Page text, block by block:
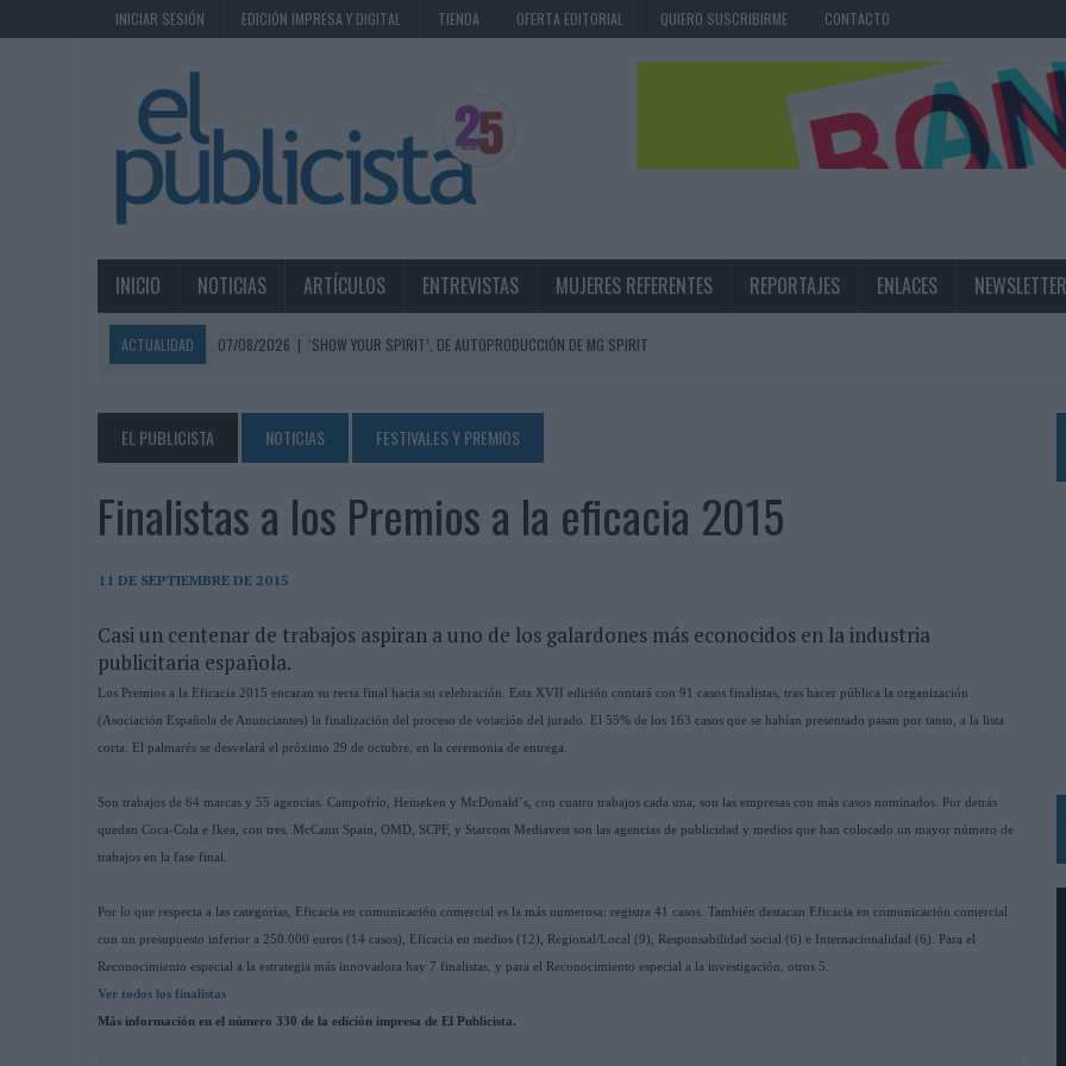
INICIAR SESIÓN EDICIÓN IMPRESA Y DIGITAL TIENDA OFERTA EDITORIAL QUIERO SUSCRIBIRME CONTACTO
INICIO NOTICIAS ARTÍCULOS ENTREVISTAS MUJERES REFERENTES REPORTAJES ENLACES NEWSLETTER
ACTUALIDAD 07/08/2026 | ‘SHOW YOUR SPIRIT’, DE AUTOPRODUCCIÓN DE MG SPIRIT
07/08/2026 | MG SPIRIT RELANZA SU MARCA CON UNA ESTRATEGIA 360º CENTRADA EN EL ORIGEN BARCELONÉS
07/08/2026
|
PATRÓN CONVIERTE EL NUEVO SINGLE DE ARÓN PIPER EN UNA EXPERIENCIA DE MARCA EN IBIZA
07/08/2026
EL VERANO PONE A PRUEBA LA ESTRATEGIA DIGITAL DE LAS MARCAS
07/08/2026 | VUELING CONVIERTE LOS RECUERDOS EN SOUVENIRS CON IA
06/08/2026
‘LA VUELTA’, DE FENOMENAL PARA MÁLAGA CF
06/08/2026 | SIETE DE CADA DIEZ EMPRESAS ESPAÑOLAS NO INTEGRAN LA INFANCIA EN SU ESTRATEGIA
06/08/2026
LA TELEVISIÓN SIGUE LIDERANDO EL CONSUMO DE MEDIOS EN VERANO Y SUPERA AL MÓVIL COMO DISPOSITIVO MÁS UTILIZADO
06/08/2026
SYSTEM1 NOMBRA A KIMBERLY BASTONI COMO NUEVA DIRECTORA COMERCIAL GLOBAL
06/08/2026 | FRIGO Y UNIQLO LANZAN UNA COLECCIÓN PERSONALIZABLE INSPIRADA EN CORNETTO, CALIPPO Y SOLERO
05/08/2026 | BEON WORLDWIDE LANZA RAÍZ URBANA PARA TRANSFORMAR EL PATRIMONIO HISTÓRICO EN ACTIVOS CULTURALES Y ECONÓMICOS
05/08/2026 | FABRA COMUNICACIÓN INCORPORA A CASONÁ Y ASUME LA GESTIÓN DE SUS RELACIONES CON LOS MEDIOS
05/08/2026
LOPESAN HOTELS & RESORTS ACERCA EL PARAÍSO CANARIO EN SU ÚLTIMA CAMPAÑA INTERNACIONAL
EL PUBLICISTA NOTICIAS FESTIVALES Y PREMIOS
Finalistas a los Premios a la eficacia 2015
11 DE SEPTIEMBRE DE 2015
Casi un centenar de trabajos aspiran a uno de los galardones más econocidos en la industria
publicitaria española.
Los Premios a la Eficacia 2015 encaran su recta final hacia su celebración. Esta XVII edición contará con 91 casos finalistas, tras hacer pública la organización
(Asociación Española de Anunciantes) la finalización del proceso de votación del jurado. El 55% de los 163 casos que se habían presentado pasan por tanto, a la lista
corta. El palmarés se desvelará el próximo 29 de octubre, en la ceremonia de entrega.
Son trabajos de 64 marcas y 55 agencias. Campofrío, Heineken y McDonald`s, con cuatro trabajos cada una, son las empresas con más casos nominados. Por detrás
quedan Coca-Cola e Ikea, con tres. McCann Spain, OMD, SCPF, y Starcom Mediavest son las agencias de publicidad y medios que han colocado un mayor número de
trabajos en la fase final.
Por lo que respecta a las categorías, Eficacia en comunicación comercial es la más numerosa: registra 41 casos. También destacan Eficacia en comunicación comercial
con un presupuesto inferior a 250.000 euros (14 casos), Eficacia en medios (12), Regional/Local (9), Responsabilidad social (6) e Internacionalidad (6). Para el
Reconocimiento especial a la estrategia más innovadora hay 7 finalistas, y para el Reconocimiento especial a la investigación, otros 5.
Ver todos los finalistas
Más información en el número 330 de la edición impresa de El Publicista.